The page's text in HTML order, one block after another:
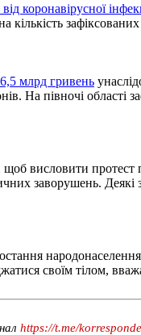
коронавірусної
6,5 млрд гривень
На півночі області
щоб висловити протест
заворушень.
народонаселення
своїм тілом,
https://t.me/